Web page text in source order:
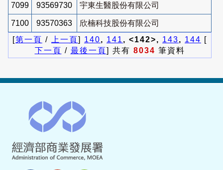
7099 93569730 宇東生醫股份有限公司
7100 93570363
欣楠科技股份有限公司
[第一頁 / 上一頁] 140, 141 , <142>, 143, 144 [
下一頁 / 最後一頁] 共有 8034 筆資料